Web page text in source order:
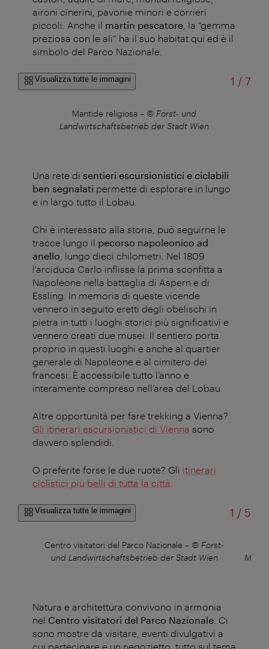
aironi cinerini, pavonie minori e corrieri
piccoli. Anche il martin pescatore , la “gemma
preziosa con le ali” ha il suo habitat qui ed è il
simbolo del Parco Nazionale.
Visualizza tutte le immagini 1 /di
7
Mantide religiosa – © Forst- und
Landwirtschaftsbetrieb der Stadt Wien
Una rete di sentieri escursionistici e ciclabili
ben segnalati permette di esplorare in lungo
e in largo tutto il Lobau.
Chi è interessato alla storia, può seguirne le
tracce lungo il pecorso napoleonico ad
anello , lungo dieci chilometri. Nel 1809
l’arciduca Carlo inflisse la prima sconfitta a
Napoleone nella battaglia di Aspern e di
Essling. In memoria di queste vicende
vennero in seguito eretti degli obelischi in
pietra in tutti i luoghi storici più significativi e
vennero creati due musei. Il sentiero porta
proprio in questi luoghi e anche al quartier
generale di Napoleone e al cimitero dei
francesi. È accessibile tutto l’anno e
interamente compreso nell’area del Lobau.
Altre opportunità per fare trekking a Vienna?
Gli itinerari escursionistici di Vienna sono
davvero splendidi.
O preferite forse le due ruote? Gli itinerari
ciclistici più belli di tutta la città
Visualizza tutte le immagini 1 /di
5
Centro visitatori del Parco Nazionale – © Forst-
und Landwirtschaftsbetrieb der Stadt Wien
Natura e architettura convivono in armonia
nel Centro visitatori del Parco Nazionale . Ci
sono mostre da visitare, eventi divulgativi a
cui partecipare e un negozietto, tutto sul tema